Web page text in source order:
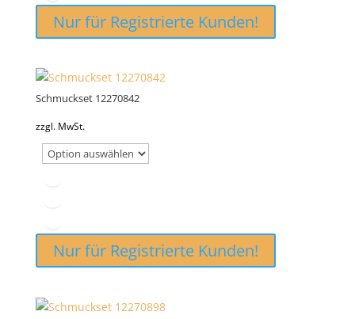
Nur für Registrierte Kunden!
Schmuckset 12270842
zzgl. MwSt.
Nur für Registrierte Kunden!